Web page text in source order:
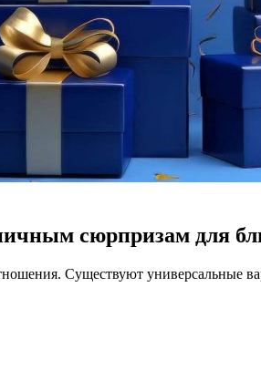
сюрпризам для
Существуют универсальные